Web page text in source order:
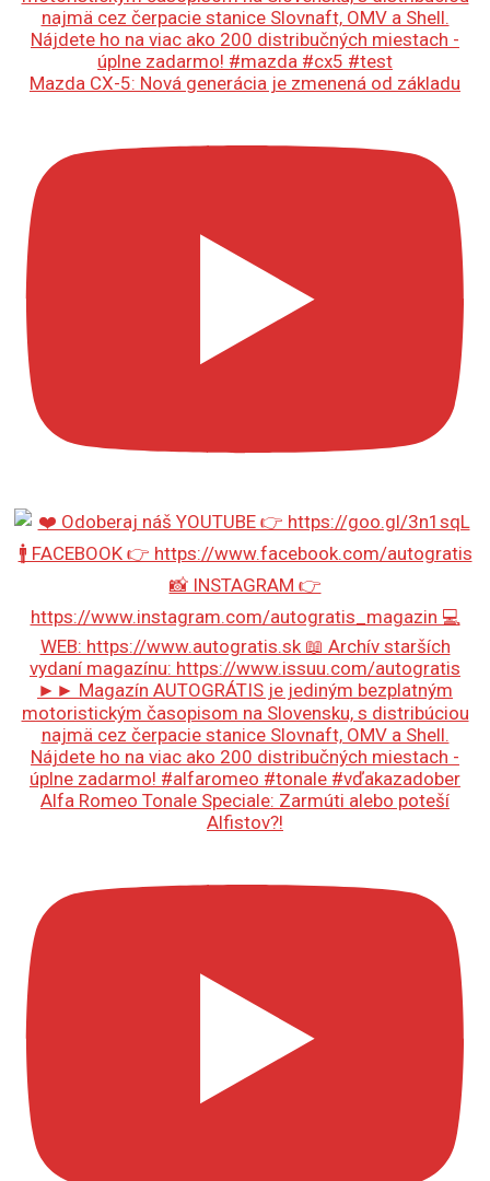
Mazda CX-5: Nová generácia je zmenená od základu
Alfa Romeo Tonale Speciale: Zarmúti alebo poteší
Alfistov?!